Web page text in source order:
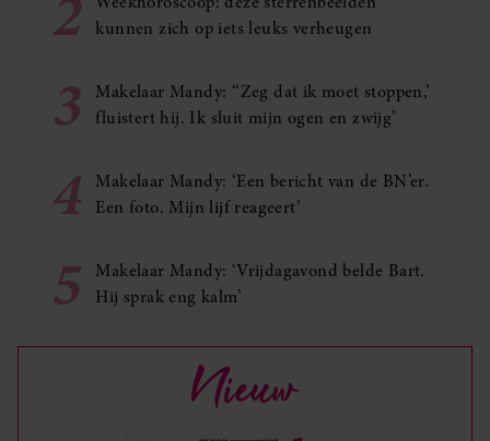
kunnen zich op iets leuks verheugen
3
Makelaar Mandy: ‘‘Zeg dat ik moet stoppen,’
fluistert hij. Ik sluit mijn ogen en zwijg’
4
Makelaar Mandy: ‘Een bericht van de BN’er.
Een foto. Mijn lijf reageert’
5
Makelaar Mandy: ‘Vrijdagavond belde Bart.
Hij sprak eng kalm’
Nieuw